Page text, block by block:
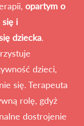
opartym o
się i
dziecka.
dzieci,
się. Terapeuta
rolę, gdyż
dostrojenie